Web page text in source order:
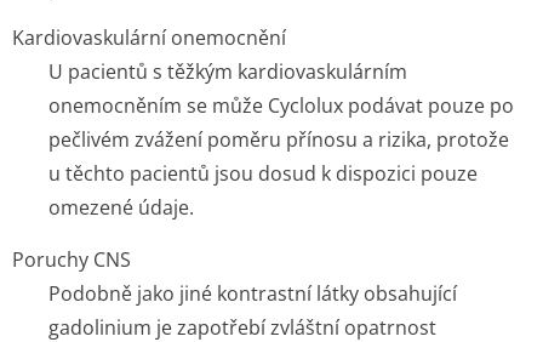
Kardiovaskulární onemocnění
U pacientů s těžkým kardiovaskulárním
onemocněním se může Cyclolux podávat pouze po
pečlivém zvážení poměru přínosu a rizika, protože
u těchto pacientů jsou dosud k dispozici pouze
omezené údaje.
Poruchy CNS
Podobně jako jiné kontrastní látky obsahující
gadolinium je zapotřebí zvláštní opatrnost